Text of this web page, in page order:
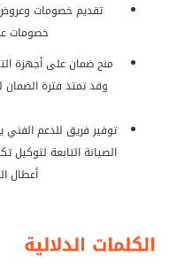
تقديم خصومات وعروض
خصومات
منح ضمان على أجهزة
وقد تمتد فترة
توفير فريق للدعم الفني
الصيانة التابعة
أعطال
الكلمات الدلالية